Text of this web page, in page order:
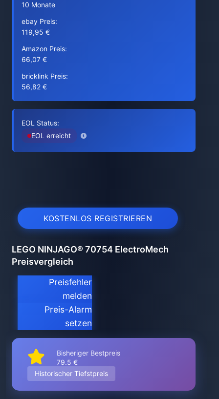
10 Monate
ebay Preis:
119,95 €
Amazon Preis:
66,07 €
bricklink Preis:
56,82 €
EOL Status:
EOL erreicht
KOSTENLOS REGISTRIEREN
LEGO NINJAGO® 70754 ElectroMech
Preisvergleich
Preisfehler
melden
Preis-Alarm
setzen
Bisheriger Bestpreis
79.5 €
Historischer Tiefstpreis